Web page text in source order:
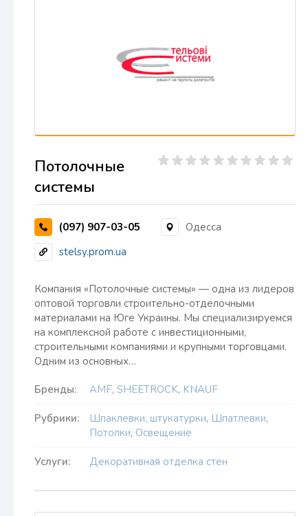
Потолочные
системы
(097) 907-03-05
Одесса
stelsy.prom.ua
Компания «Потолочные системы» — одна из лидеров
оптовой торговли строительно-отделочными
материалами на Юге Украины. Мы специализируемся
на комплексной работе с инвестиционными,
строительными компаниями и крупными торговцами.
Одним из основных…
Бренды: AMF, SHEETROCK, KNAUF
Рубрики: Шпаклевки, штукатурки, Шпатлевки,
Потолки, Освещение
Услуги: Декоративная отделка стен